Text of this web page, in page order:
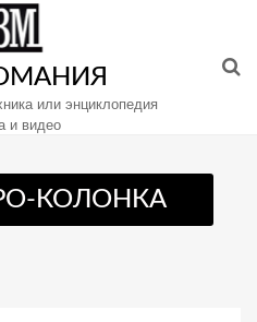
или энциклопедия
и видео
КОЛОНКА